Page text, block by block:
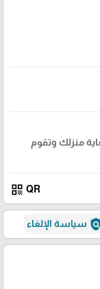
منزلك وتقوم
QR
qr_code
سياسة الإلغاء